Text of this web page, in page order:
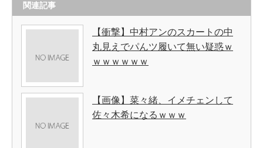
関連記事
【衝撃】中村アンのスカートの中
丸見えでパんツ履いて無い疑惑ｗ
ｗｗｗｗｗｗ
【画像】菜々緒、イメチェンして
佐々木希になるｗｗｗ